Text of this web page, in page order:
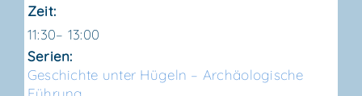
Zeit:
11:30– 13:00
Serien:
Geschich­te unter Hügeln – Archäo­lo­gi­sche